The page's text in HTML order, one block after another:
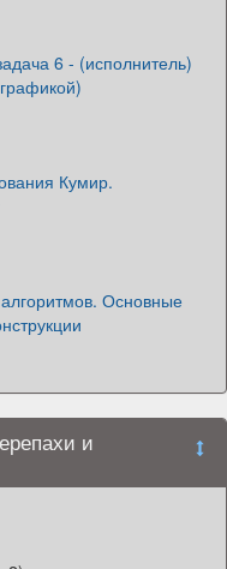
6 - (исполнитель)
Кумир.
Основные
и